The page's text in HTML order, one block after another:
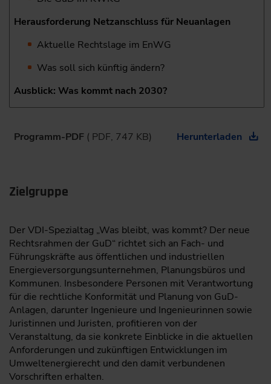
Herausforderung Netzanschluss für Neuanlagen
Aktuelle Rechtslage im EnWG
Was soll sich künftig ändern?
Ausblick: Was kommt nach 2030?
Programm-PDF ( PDF, 747 KB) Herunterladen
Zielgruppe
Der VDI-Spezialtag „Was bleibt, was kommt? Der neue
Rechtsrahmen der GuD“ richtet sich an Fach- und
Führungskräfte aus öffentlichen und industriellen
Energieversorgungsunternehmen, Planungsbüros und
Kommunen. Insbesondere Personen mit Verantwortung
für die rechtliche Konformität und Planung von GuD-
Anlagen, darunter Ingenieure und Ingenieurinnen sowie
Juristinnen und Juristen, profitieren von der
Veranstaltung, da sie konkrete Einblicke in die aktuellen
Anforderungen und zukünftigen Entwicklungen im
Umweltenergierecht und den damit verbundenen
Vorschriften erhalten.